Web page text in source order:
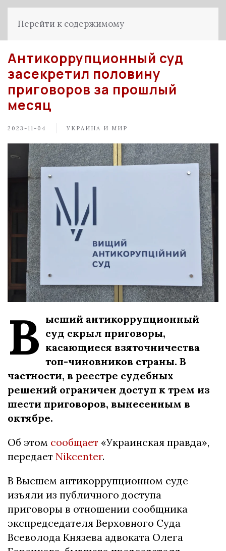
Перейти к содержимому
Антикоррупционный суд
засекретил половину
приговоров за прошлый
месяц
2023-11-04 УКРАИНА И МИР
В ысший антикоррупционный
суд скрыл приговоры,
касающиеся взяточничества
топ-чиновников страны. В
частности, в реестре судебных
решений ограничен доступ к трем из
шести приговоров, вынесенным в
октябре.
Об этом сообщает «Украинская правда»,
передает Nikcenter.
В Высшем антикоррупционном суде
изъяли из публичного доступа
приговоры в отношении сообщника
экспредседателя Верховного Суда
Всеволода Князева адвоката Олега